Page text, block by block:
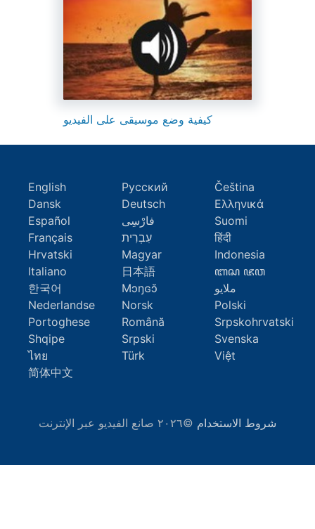
كيفية وضع موسيقى على الفيديو
English Русский
Čeština
Dansk
Deutsch
Ελληνικά
Español
فارْسِى
Suomi
Français
עִבְרִית
हिंदी
Hrvatski
Magyar
Indonesia
Italiano
日本語
ꦧꦱ ꦗꦮ
한국어
Mɔŋɢɔ̆
ملايو
Nederlandse
Norsk
Polski
Portoghese
Română
Srpskohrvatski
Shqipe
Srpski
Svenska
ไทย
Türk
Việt
简体中文
شروط الاستخدام ©٢٠٢٦ صانع الفيديو عبر الإنترنت